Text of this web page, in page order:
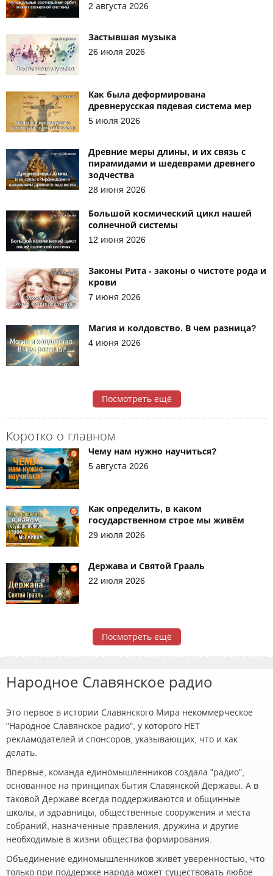
Коротко о главном
Чему нам нужно научиться?
5 августа 2026
Как определить, в каком
государственном строе мы живём
29 июля 2026
Держава и Святой Грааль
22 июля 2026
Посмотреть ещё
2 августа 2026
Застывшая музыка
26 июля 2026
Как была деформирована
древнерусская пядевая система мер
5 июля 2026
Древние меры длины, и их связь с
пирамидами и шедеврами древнего
зодчества
28 июня 2026
Большой космический цикл нашей
солнечной системы
12 июня 2026
Законы Рита - законы о чистоте рода и
крови
7 июня 2026
Магия и колдовство. В чем разница?
4 июня 2026
Посмотреть ещё
Народное Славянское радио
Это первое в истории Славянского Мира некоммерческое
"Народное Славянское радио", у которого НЕТ
рекламодателей и спонсоров, указывающих, что и как
делать.
Впервые, команда единомышленников создала "радио",
основанное на принципах бытия Славянской Державы. А в
таковой Державе всегда поддерживаются и общинные
школы, и здравницы, общественные сооружения и места
собраний, назначенные правления, дружина и другие
необходимые в жизни общества формирования.
Объединение единомышленников живёт уверенностью, что
только при поддержке народа может существовать любое